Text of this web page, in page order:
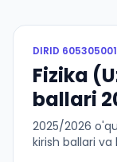
DIRID
Fizika
ballari
2025/2026
kirish ballari va